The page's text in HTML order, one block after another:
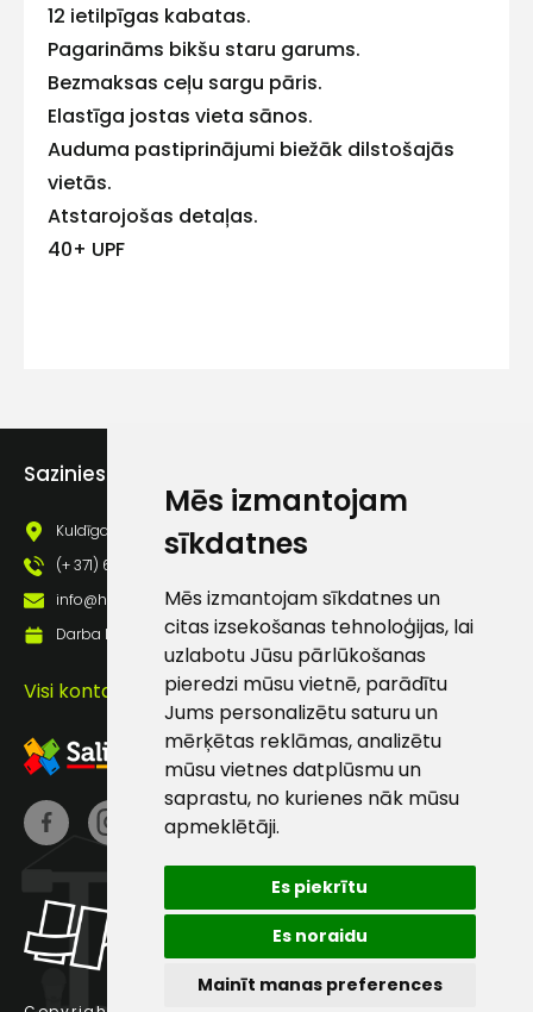
Mēs izmantojam
sīkdatnes
Mēs izmantojam sīkdatnes un
citas izsekošanas tehnoloģijas, lai
uzlabotu Jūsu pārlūkošanas
pieredzi mūsu vietnē, parādītu
Jums personalizētu saturu un
mērķētas reklāmas, analizētu
mūsu vietnes datplūsmu un
saprastu, no kurienes nāk mūsu
apmeklētāji.
Es piekrītu
Es noraidu
Mainīt manas preferences
12 ietilpīgas kabatas.
Pagarināms bikšu staru garums.
Bezmaksas ceļu sargu pāris.
Elastīga jostas vieta sānos.
Auduma pastiprinājumi biežāk dilstošajās
vietās.
Atstarojošas detaļas.
40+ UPF
Sazinies ar mums
Kuldīgas iela 69a, Saldus, Saldus nov., LV - 3801
(+ 371) 63 881 186
info@hards.lv
Darba laiks: Darbadienās: 8:00 - 17:00
Visi kontakti
Kontakttālrunis
pastā
Klientu
atbalsts
Darbdienās:
8:00 – 17:00
186
info@hards.lv